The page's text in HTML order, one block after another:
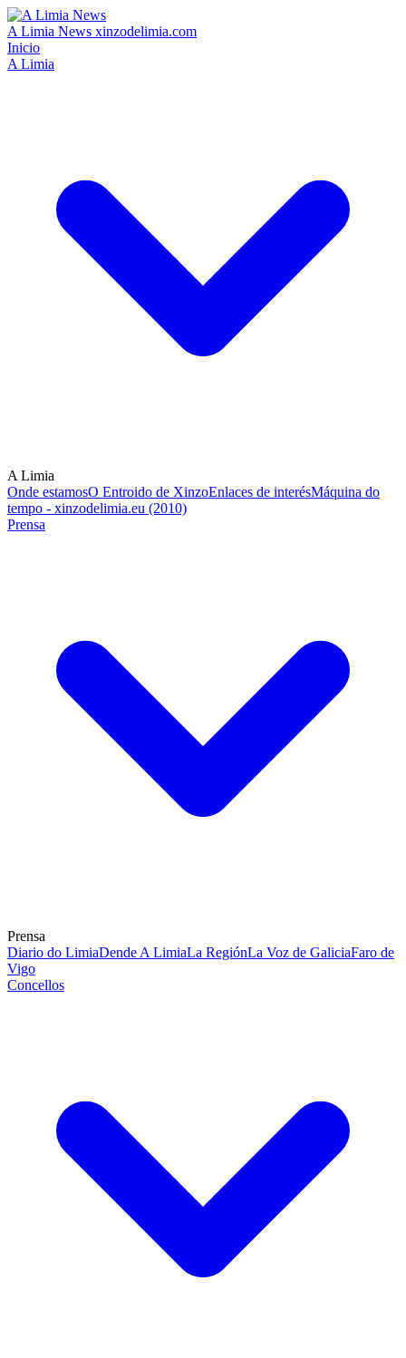
A Limia News xinzodelimia.com
Inicio
A Limia
A Limia
Onde estamosO Entroido de XinzoEnlaces de interésMáquina do
tempo - xinzodelimia.eu (2010)
Prensa
Prensa
Diario do LimiaDende A LimiaLa RegiónLa Voz de GaliciaFaro de
Vigo
Concellos